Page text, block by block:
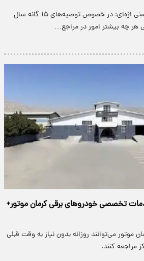
حجت‌الاسلام‌والمسلمین محسنی اژه‌ای: در خصوص توصیه‌های ۱۵ گانه سال
هر چه بیشتر امور در مراجع…
تخصصی خودروهای برقی کرمان موتور+
موتور می‌توانند روزانه بدون نیاز به وقت قبلی
مراجعه کنند.